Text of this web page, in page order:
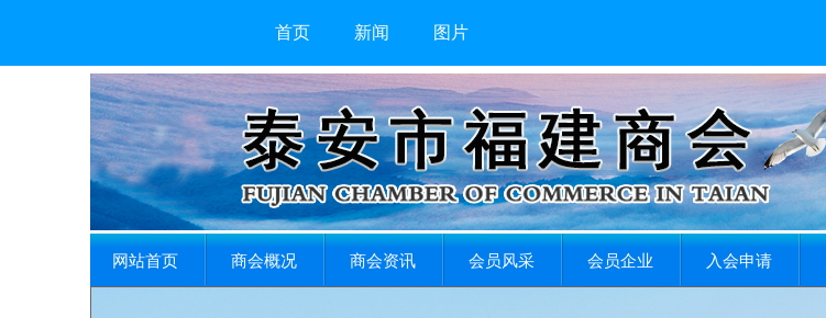
首页 新闻 图片
网站首页 商会概况 商会资讯 会员风采 会员企业 入会申请